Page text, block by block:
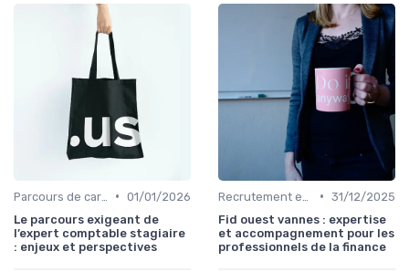
• 01/01/2026
Le parcours exigeant de
l’expert comptable stagiaire
: enjeux et perspectives
• 31/12/2025
Fid ouest vannes : expertise
et accompagnement pour les
professionnels de la finance